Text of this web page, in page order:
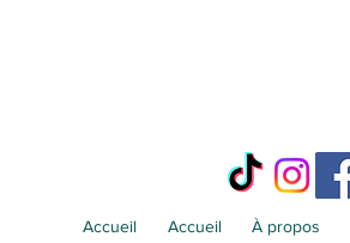
Accueil Accueil À propos